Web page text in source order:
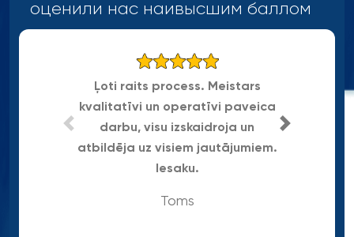
оценили нас наивысшим баллом
Ļoti raits process. Meistars
kvalitatīvi un operatīvi paveica
darbu, visu izskaidroja un
atbildēja uz visiem jautājumiem.
Iesaku.
Toms